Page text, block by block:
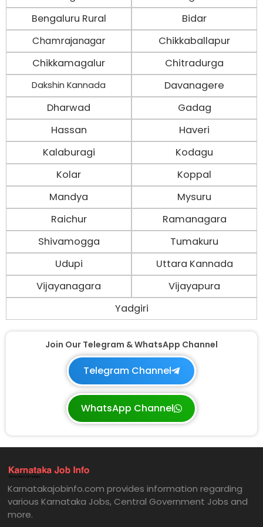
Bengaluru Rural
Bidar
Chamrajanagar
Chikkaballapur
Chikkamagalur
Chitradurga
Dakshin Kannada
Davanagere
Dharwad
Gadag
Hassan
Haveri
Kalaburagi
Kodagu
Kolar
Koppal
Mandya
Mysuru
Raichur
Ramanagara
Shivamogga
Tumakuru
Udupi
Uttara Kannada
Vijayanagara
Vijayapura
Yadgiri
Join Our Telegram & WhatsApp Channel
Telegram Channel
WhatsApp Channel
Karnatakajobinfo.com provides information regarding
various Karnataka Jobs, Central Government Jobs and
more.